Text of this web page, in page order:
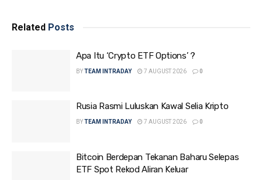
Related Posts
Apa Itu ‘Crypto ETF Options’ ?
BYTEAM INTRADAY 7 AUGUST 2026 0
Rusia Rasmi Luluskan Kawal Selia Kripto
BYTEAM INTRADAY 7 AUGUST 2026 0
Bitcoin Berdepan Tekanan Baharu Selepas
ETF Spot Rekod Aliran Keluar